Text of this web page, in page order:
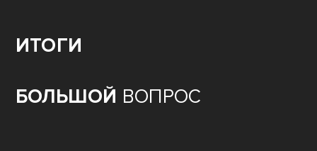
ИТОГИ